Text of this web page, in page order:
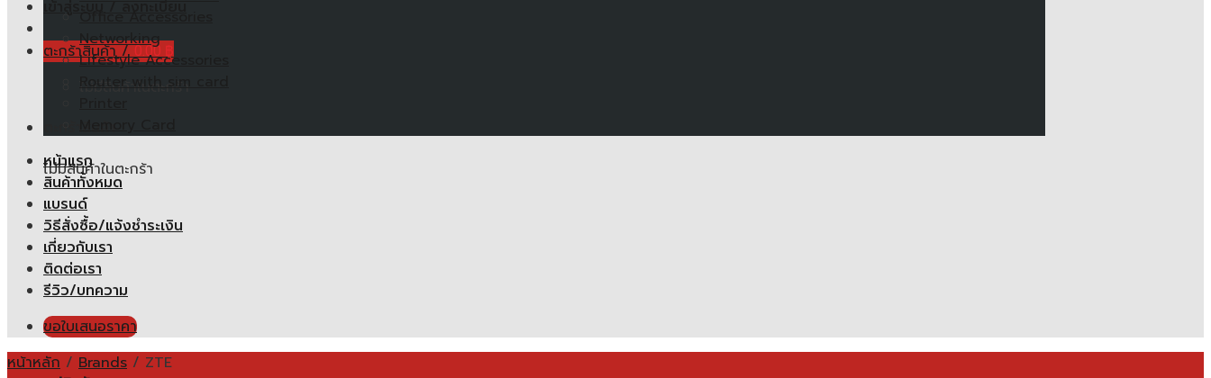
ตะกร้าสินค้า /0.00 ฿
ไม่มีสินค้าในตะกร้า
ไม่มีสินค้าในตะกร้า
Networking
Lifestyle Accessories
Router with sim card
หน้าแรก
สินค้าทั้งหมด
แบรนด์
วิธีสั่งซื้อ/แจ้งชำระเงิน
เกี่ยวกับเรา
ติดต่อเรา
รีวิว/บทความ
ขอใบเสนอราคา
หน้าหลัก / Brands / ZTE